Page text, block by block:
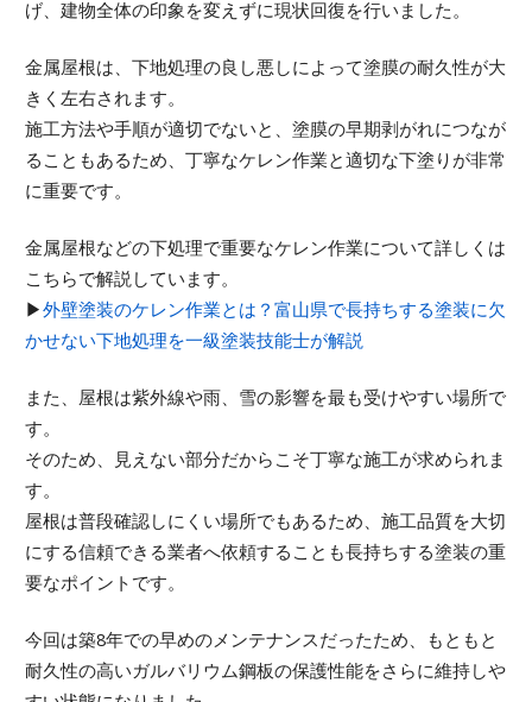
げ、建物全体の印象を変えずに現状回復を行いました。
金属屋根は、下地処理の良し悪しによって塗膜の耐久性が大
きく左右されます。
施工方法や手順が適切でないと、塗膜の早期剥がれにつなが
ることもあるため、丁寧なケレン作業と適切な下塗りが非常
に重要です。
金属屋根などの下処理で重要なケレン作業について詳しくは
こちらで解説しています。
▶外壁塗装のケレン作業とは？富山県で長持ちする塗装に欠
かせない下地処理を一級塗装技能士が解説
また、屋根は紫外線や雨、雪の影響を最も受けやすい場所で
す。
そのため、見えない部分だからこそ丁寧な施工が求められま
す。
屋根は普段確認しにくい場所でもあるため、施工品質を大切
にする信頼できる業者へ依頼することも長持ちする塗装の重
要なポイントです。
今回は築8年での早めのメンテナンスだったため、もともと
耐久性の高いガルバリウム鋼板の保護性能をさらに維持しや